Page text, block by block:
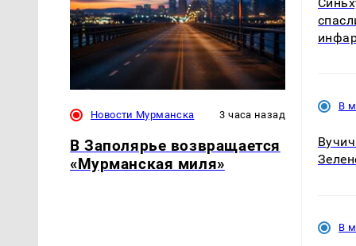
Новости Мурманска 3 часа назад
В Заполярье возвращается
«Мурманская миля»
В
В